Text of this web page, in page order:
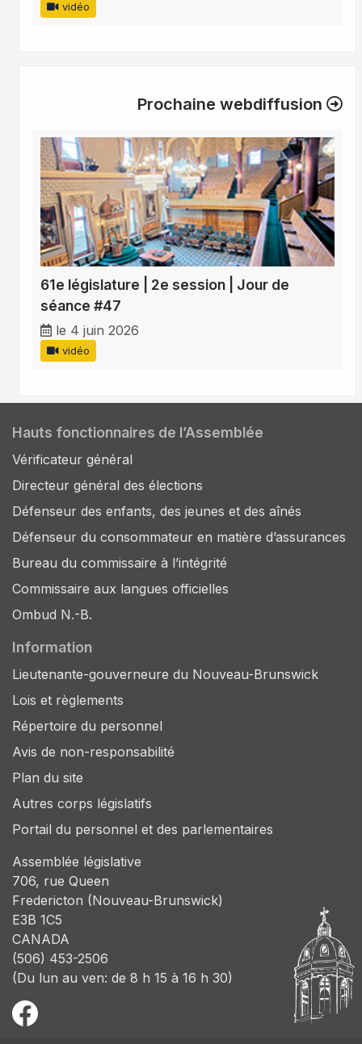
vidéo
Prochaine webdiffusion
61e législature | 2e session | Jour de
séance #47
le 4 juin 2026
vidéo
Hauts fonctionnaires de l’Assemblée
Vérificateur général
Directeur général des élections
Défenseur des enfants, des jeunes et des aînés
Défenseur du consommateur en matière d’assurances
Bureau du commissaire à l’intégrité
Commissaire aux langues officielles
Ombud N.-B.
Information
Lieutenante-gouverneure du Nouveau-Brunswick
Lois et règlements
Répertoire du personnel
Avis de non-responsabilité
Plan du site
Autres corps législatifs
Portail du personnel et des parlementaires
Assemblée législative
706, rue Queen
Fredericton (Nouveau-Brunswick)
E3B 1C5
CANADA
(506) 453-2506
(Du lun au ven: de 8 h 15 à 16 h 30)